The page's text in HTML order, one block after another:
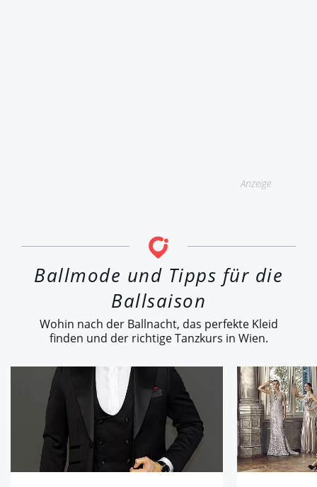
Anzeige
Ballmode und Tipps für die
Ballsaison
Wohin nach der Ballnacht, das perfekte Kleid
finden und der richtige Tanzkurs in Wien.